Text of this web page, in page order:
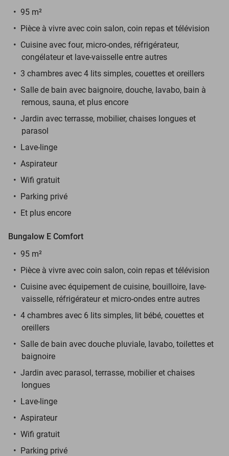
95 m²
Pièce à vivre avec coin salon, coin repas et télévision
Cuisine avec four, micro-ondes, réfrigérateur,
congélateur et lave-vaisselle entre autres
3 chambres avec 4 lits simples, couettes et oreillers
Salle de bain avec baignoire, douche, lavabo, bain à
remous, sauna, et plus encore
Jardin avec terrasse, mobilier, chaises longues et
parasol
Lave-linge
Aspirateur
Wifi gratuit
Parking privé
Et plus encore
Bungalow E Comfort
95 m²
Pièce à vivre avec coin salon, coin repas et télévision
Cuisine avec équipement de cuisine, bouilloire, lave-
vaisselle, réfrigérateur et micro-ondes entre autres
4 chambres avec 6 lits simples, lit bébé, couettes et
oreillers
Salle de bain avec douche pluviale, lavabo, toilettes et
baignoire
Jardin avec parasol, terrasse, mobilier et chaises
longues
Lave-linge
Aspirateur
Wifi gratuit
Parking privé